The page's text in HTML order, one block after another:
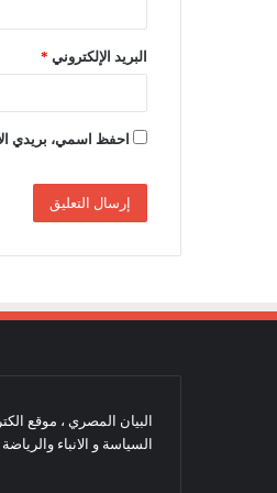
البريد الإلكتروني *
احفظ اسمي، بريدي
البيان المصري ، موقع
السياسة و الانباء